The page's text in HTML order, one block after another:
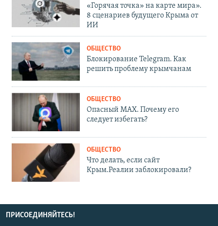
«Горячая точка» на карте мира».
8 сценариев будущего Крыма от
ИИ
ОБЩЕСТВО
Блокирование Telegram. Как
решить проблему крымчанам
ОБЩЕСТВО
Опасный MAX. Почему его
следует избегать?
ОБЩЕСТВО
Что делать, если сайт
Крым.Реалии заблокировали?
ПРИСОЕДИНЯЙТЕСЬ!